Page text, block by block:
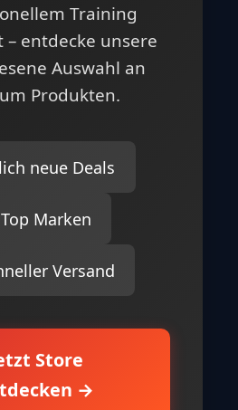
Training
– entdecke unsere
Auswahl an
Produkten.
neue Deals
Marken
Versand
Store
→